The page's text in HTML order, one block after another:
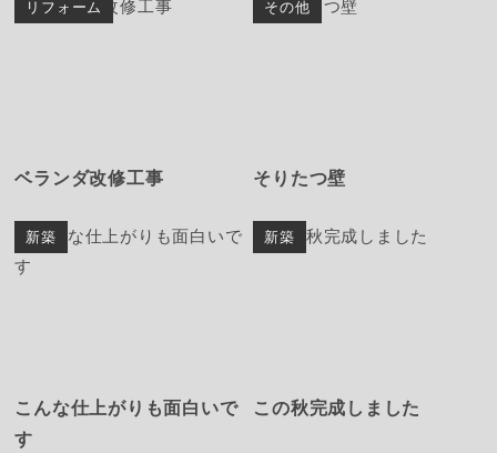
リフォーム
ベランダ改修工事
その他
そりたつ壁
新築
こんな仕上がりも面白いで
す
新築
この秋完成しました